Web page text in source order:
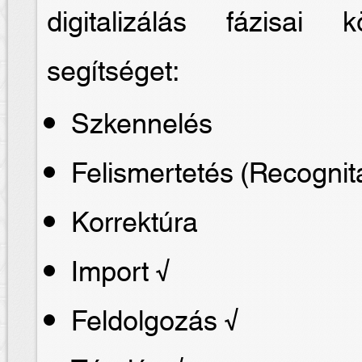
digitalizálás fázisai
segítséget:
Szkennelés
Felismertetés
Korrektúra
Import √
Feldolgozás √